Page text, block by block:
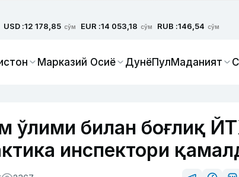
USD :12 178,85 сўм EUR :14 053,18 сўм RUB :146,54 сўм
Марказий Осиё ДунёПулМаданият
ўлими билан боғлиқ
инспектори